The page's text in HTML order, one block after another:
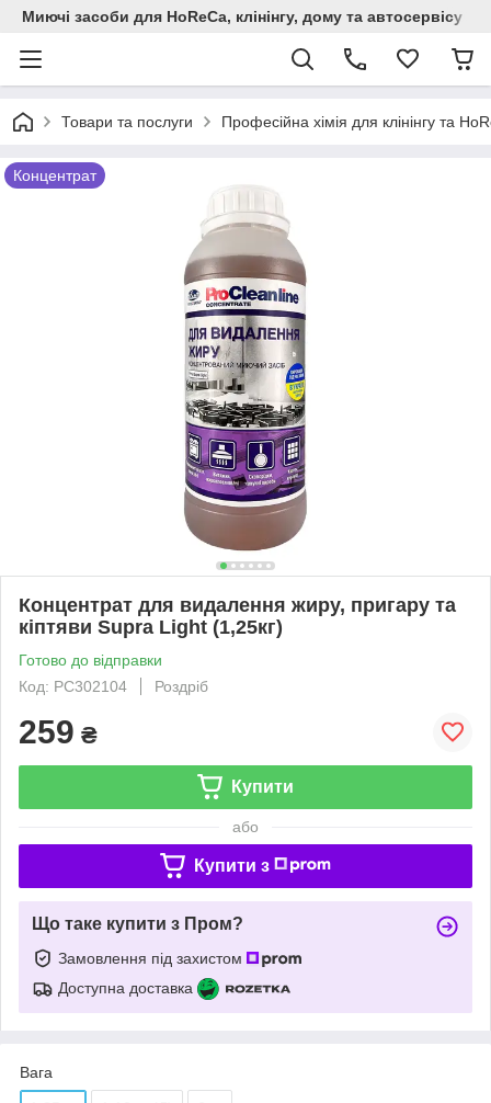
Миючi засоби для HoReCa, клінінгу, дому та автосервiсу
Товари та послуги Професійна хімія для клінінгу та
Концентрат
Концентрат для видалення жиру, пригару та
кіптяви Supra Light (1,25кг)
Готово до відправки
Код: PC302104
Роздріб
259 ₴
Купити
або
Купити з
Що таке купити з Пром?
Замовлення під захистом
Доступна доставка
Вага